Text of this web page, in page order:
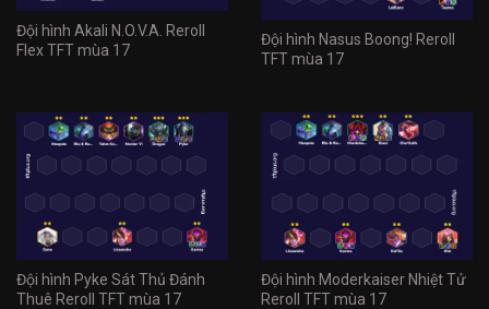
Đội hình Akali N.O.V.A. Reroll
Flex TFT mùa 17
Đội hình Nasus Boong! Reroll
TFT mùa 17
Đội hình Pyke Sát Thủ Đánh
Thuê Reroll TFT mùa 17
Đội hình Moderkaiser Nhiệt Tử
Reroll TFT mùa 17